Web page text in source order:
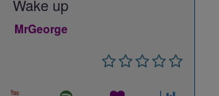
Wake up
MrGeorge